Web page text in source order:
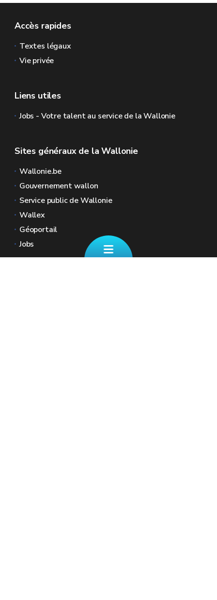
Accès rapides
Textes légaux
Vie privée
Liens utiles
Jobs - Votre talent au service de la Wallonie
Sites généraux de la Wallonie
Wallonie.be
Gouvernement wallon
Service public de Wallonie
Wallex
Géoportail
Jobs